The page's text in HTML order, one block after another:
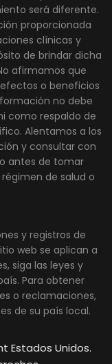
será diferente.
proporcionada
clínicas y
de brindar dicha
afirmamos que
o beneficios
no debe
como respaldo de
Alentamos a los
y consultar con
antes de tomar
de salud o
y registros de
web se aplican a
siga las leyes y
Para obtener
o reclamaciones,
de su país local.
Estados Unidos.